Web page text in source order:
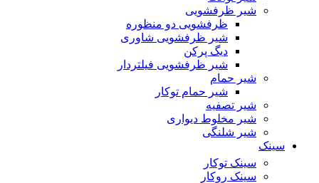
شیر ظرفشویی
ظرفشویی دو منظوره
شیر ظرفشویی شاوری
دیگ پرکن
شیر ظرفشویی فیلتردار
شیر حمام
شیر حمام توکار
شیر تصفیه
شیر مخلوط دیواری
شیر شلنگی
سینک
سینک توکار
سینک روکار